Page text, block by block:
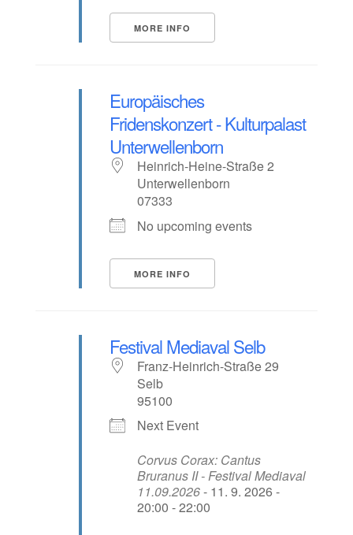
MORE INFO
Europäisches
Fridenskonzert - Kulturpalast
Unterwellenborn
Heinrich-Heine-Straße 2
Unterwellenborn
07333
No upcoming events
MORE INFO
Festival Mediaval Selb
Franz-Heinrich-Straße 29
Selb
95100
Next Event
Corvus Corax: Cantus
Bruranus II - Festival Mediaval
11.09.2026- 11. 9. 2026 -
20:00 - 22:00